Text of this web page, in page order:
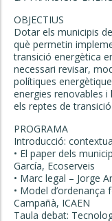
OBJECTIUS
Dotar els municipis
què permetin
transició energètica
necessari revisar,
polítiques
energies renovables i
els reptes de
PROGRAMA
Introducció:
• El paper dels
García, Ecoserveis
• Marc legal – Jorge
• Model
Campañà, ICAEN
Taula debat: